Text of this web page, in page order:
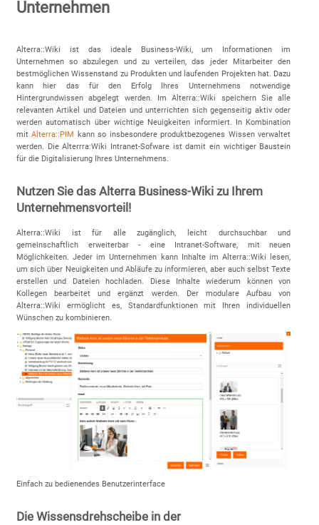
Unternehmen
Alterra::Wiki ist das ideale Business-Wiki, um Informationen im
Unternehmen so abzulegen und zu verteilen, das jeder Mitarbeiter den
bestmöglichen Wissenstand zu Produkten und laufenden Projekten hat. Dazu
kann hier das für den Erfolg Ihres Unternehmens notwendige
Hintergrundwissen abgelegt werden. Im Alterra::Wiki speichern Sie alle
relevanten Artikel und Dateien und unterrichten sich gegenseitig aktiv oder
werden automatisch über wichtige Neuigkeiten informiert. In Kombination
mitAlterra::PIM kann so insbesondere produktbezogenes Wissen verwaltet
werden. Die Alterrra:Wiki Intranet-Sofware ist damit ein wichtiger Baustein
für die Digitalisierung Ihres Unternehmens.
Nutzen Sie das Alterra Business-Wiki zu Ihrem
Unternehmensvorteil!
Alterra::Wiki ist für alle zugänglich, leicht durchsuchbar und
gemeinschaftlich erweiterbar - eine Intranet-Software, mit neuen
Möglichkeiten. Jeder im Unternehmen kann Inhalte im Alterra::Wiki lesen,
um sich über Neuigkeiten und Abläufe zu informieren, aber auch selbst Texte
erstellen und Dateien hochladen. Diese Inhalte wiederum können von
Kollegen bearbeitet und ergänzt werden. Der modulare Aufbau von
Alterra::Wiki ermöglicht es, Standardfunktionen mit Ihren individuellen
Wünschen zu kombinieren.
Einfach zu bedienendes Benutzerinterface
Die Wissensdrehscheibe in der